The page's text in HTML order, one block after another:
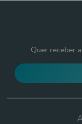
Quer receber